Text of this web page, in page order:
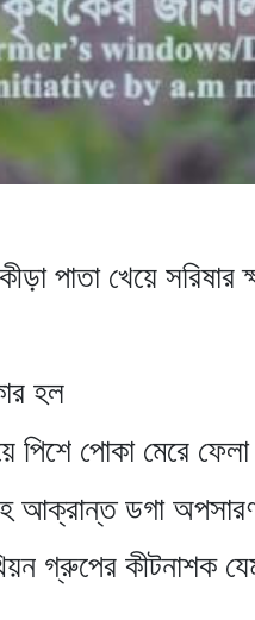
পাতা খেয়ে সরিষার
হল
পিশে পোকা মেরে ফেলা
আক্রান্ত ডগা
গ্রুপের কীটনাশক